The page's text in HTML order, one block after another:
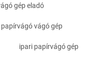
gép eladó
papírvágó vágó gép
ipari papírvágó gép